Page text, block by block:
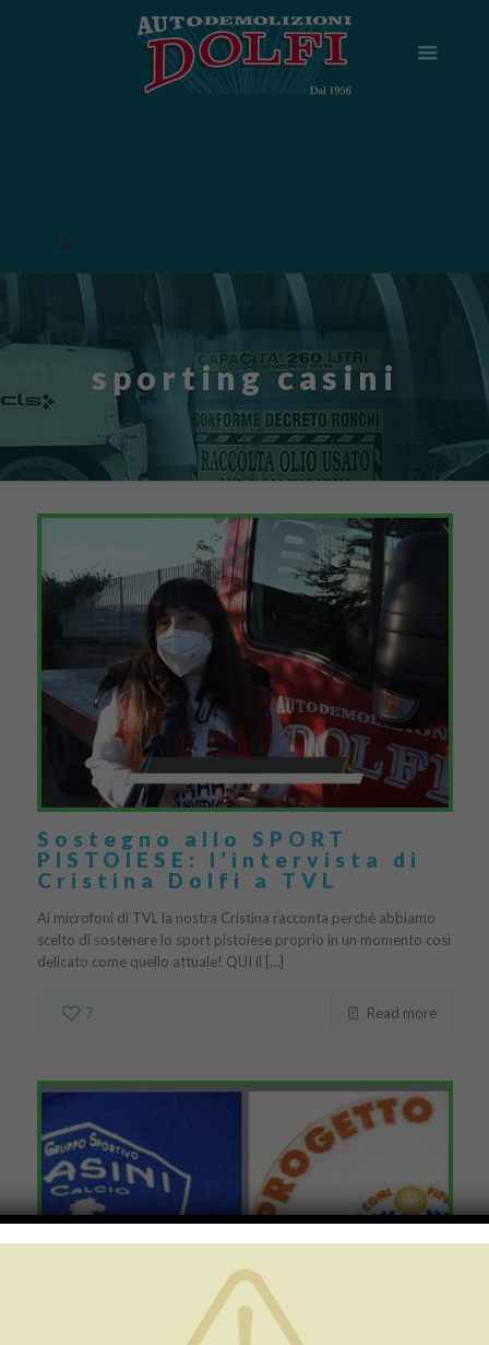
sporting casini
Sostegno allo SPORT
PISTOIESE: l’intervista di
Cristina Dolfi a TVL
Ai microfoni di TVL la nostra Cristina racconta perché abbiamo
scelto di sostenere lo sport pistoiese proprio in un momento così
delicato come quello attuale! QUI il […]
7 Read more